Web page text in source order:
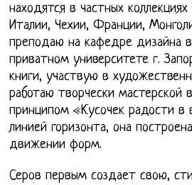
находятся в частных
Италии, Чехии, Франции,
преподаю на кафедре дизайна
приватном университете г.
книги, участвую в
работаю творчески мастерской
принципом «Кусочек радости
линией горизонта, она
движении форм.
Серов первым создает свою,